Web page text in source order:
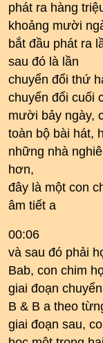
phát ra hàng
khoảng mười
bắt đầu phát ra
sau đó là lần
chuyển đổi thứ
chuyển đổi cuối
mười bảy ngày,
toàn bộ bài hát,
những nhà
hơn,
đây là một con
âm tiết a
00:06
và sau đó phải
Bab, con chim
giai đoạn
B & B a theo
giai đoạn sau,